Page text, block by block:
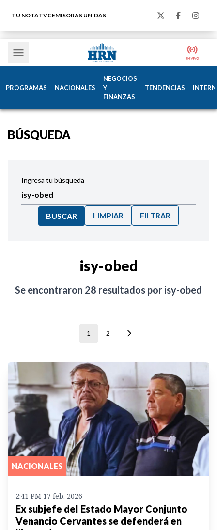
TU NOTATVCEMISORAS UNIDAS
PROGRAMAS NACIONALES
NEGOCIOS
Y
FINANZAS
TENDENCIAS
BÚSQUEDA
Ingresa tu búsqueda
BUSCAR LIMPIAR FILTRAR
isy-obed
Se encontraron 28 resultados por isy-obed
1 2
NACIONALES
2:41 PM 17 feb. 2026
Ex subjefe del Estado Mayor Conjunto
Venancio Cervantes se defenderá en